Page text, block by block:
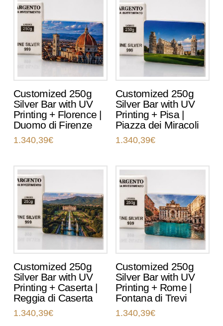
Customized 250g
Silver Bar with UV
Printing + Florence |
Duomo di Firenze
1.340,39€
Customized 250g
Silver Bar with UV
Printing + Pisa |
Piazza dei Miracoli
1.340,39€
Customized 250g
Silver Bar with UV
Printing + Caserta |
Reggia di Caserta
1.340,39€
Customized 250g
Silver Bar with UV
Printing + Rome |
Fontana di Trevi
1.340,39€